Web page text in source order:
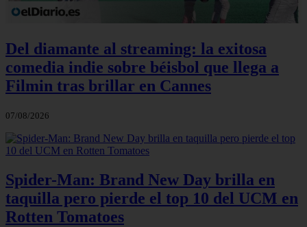
Del diamante al streaming: la exitosa
comedia indie sobre béisbol que llega a
Filmin tras brillar en Cannes
07/08/2026
Spider-Man: Brand New Day brilla en
taquilla pero pierde el top 10 del UCM en
Rotten Tomatoes